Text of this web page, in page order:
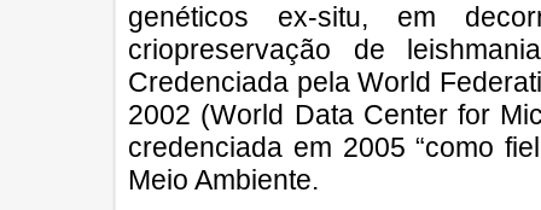
genéticos ex-situ, em
criopreservação de
Credenciada pela World
2002 (World Data Center for
credenciada em 2005 “como
Meio Ambiente.